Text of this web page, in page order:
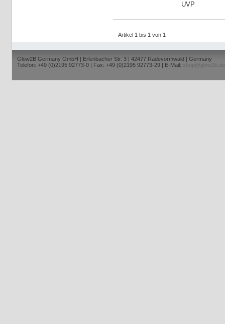
UVP
Artikel 1 bis 1 von 1
Glow2B Germany GmbH | Erlenbacher Str. 3 | 42477 Radevormwald | Germany
Telefon: +49 (0)2195 92773-0 | Fax: +49 (0)2195 92773-29 | E-Mail:
shop@glow2b.de